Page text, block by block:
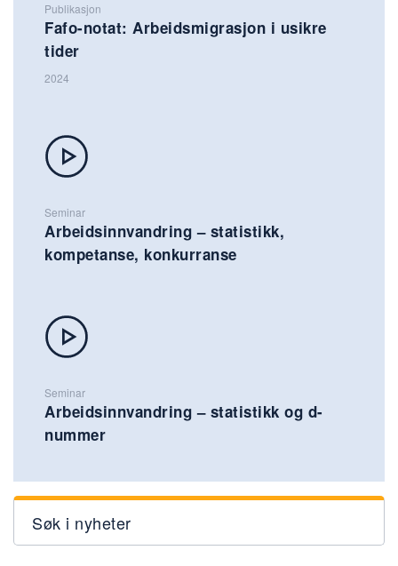
Publikasjon
Fafo-notat: Arbeidsmigrasjon i usikre
tider
2024
Seminar
Arbeidsinnvandring – statistikk,
kompetanse, konkurranse
Seminar
Arbeidsinnvandring – statistikk og d-
nummer
Søk i nyheter